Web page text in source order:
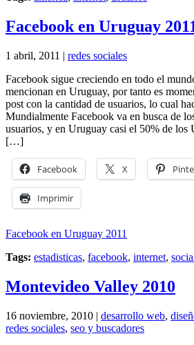
Facebook en Uruguay
1 abril, 2011 | redes sociales
Facebook sigue creciendo en todo el
mencionan en Uruguay, por tanto es
post con la cantidad de usuarios, lo cual
Mundialmente Facebook va en busca de
usuarios, y en Uruguay casi el 50% de los
[…]
Facebook X
Imprimir
Facebook en Uruguay 2011
Tags: estadisticas, facebook, internet,
Montevideo Valley 2010
16 noviembre, 2010 | desarrollo web,
redes sociales, seo y buscadores